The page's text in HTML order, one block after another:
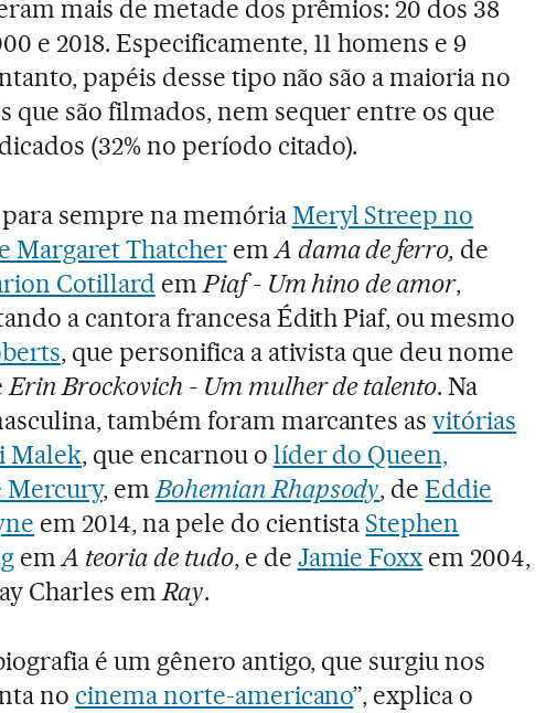
mais de metade dos prêmios: 20 dos 38
e 2018. Especificamente, 11 homens e 9
papéis desse tipo não são a maioria no
que são filmados, nem sequer entre os que
(32% no período citado).
sempre na memóriaMeryl Streep no
Margaret ThatcheremA dama de ferro, de
Cotillard emPiaf - Um hino de amor,
a cantora francesa Édith Piaf, ou mesmo
, que personifica a ativista que deu nome
Erin Brockovich - Um mulher de talento. Na
também foram marcantes asvitórias
Malek, que encarnou o líder do Queen,
Mercury, emBohemian Rhapsody, deEddie
em 2014, na pele do cientista Stephen
emA teoria de tudo, e de Jamie Foxx em 2004,
Charles emRay.
é um gênero antigo, que surgiu nos
no cinema norte-americano”, explica o